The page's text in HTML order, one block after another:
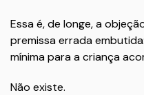
Essa é, de longe, a
premissa errada
mínima para a criança
Não existe.